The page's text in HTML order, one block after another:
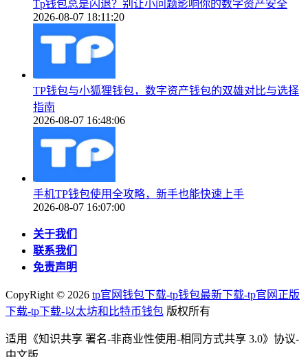
Tp钱包总是闪退？别让小问题影响你的数字资产安全
2026-08-07 18:11:20
TP钱包与小狐狸钱包，数字资产钱包的双雄对比与选择
指南
2026-08-07 16:48:06
手机TP钱包使用全攻略，新手也能快速上手
2026-08-07 16:07:00
关于我们
联系我们
免责声明
CopyRight © 2026 tp官网钱包下载-tp钱包最新下载-tp官网正版
下载-tp下载-以太坊和比特币钱包 版权所有
适用《知识共享 署名-非商业性使用-相同方式共享 3.0》协议-